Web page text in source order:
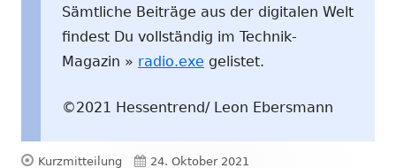
Sämtliche Beiträge aus der digitalen Welt
findest Du vollständig im Technik-
Magazin » radio.exe gelistet.
©2021 Hessentrend/ Leon Ebersmann
Format
Kurzmitteilung Veröffentlicht
24. Oktober 2021